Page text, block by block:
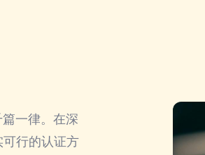
一律。在深
行的认证方